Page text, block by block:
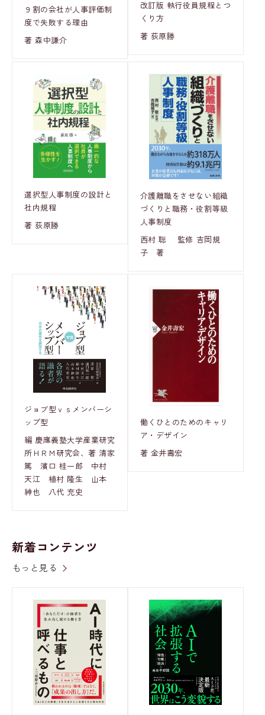
９割の会社が人事評価制
度で失敗する理由
著 森中謙介
改訂版 執行役員規程とつ
くり方
著 荻原勝
選択型人事制度の設計と
社内規程
著 荻原勝
介護離職をさせない組織
づくりと職務・役割等級
人事制度
西村 聡 監修 吉岡規
子 著
ジョブ型ｖｓメンバーシ
ップ型
編 慶應義塾大学産業研究
所ＨＲＭ研究会、著 清家
篤 濱口 桂一郎 中村
天江 植村 隆生 山本
紳也 八代 充史
働くひとのためのキャリ
ア・デザイン
著 金井壽宏
新着コンテンツ
もっと見る